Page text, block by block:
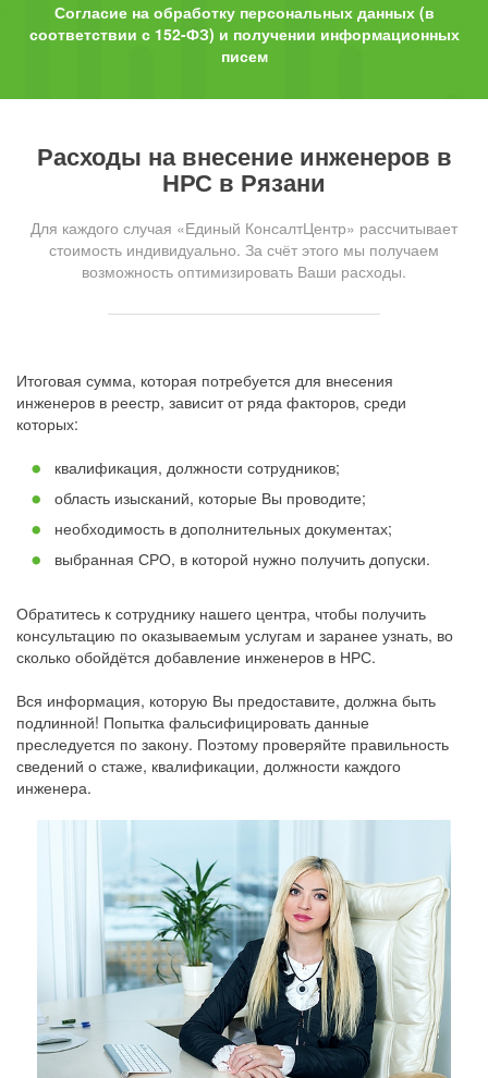
Согласие на обработку персональных данных (в
соответствии с 152-ФЗ) и получении информационных
писем
Расходы на внесение инженеров в
НРС в Рязани
Для каждого случая «Единый КонсалтЦентр» рассчитывает
стоимость индивидуально. За счёт этого мы получаем
возможность оптимизировать Ваши расходы.
Итоговая сумма, которая потребуется для внесения
инженеров в реестр, зависит от ряда факторов, среди
которых:
квалификация, должности сотрудников;
область изысканий, которые Вы проводите;
необходимость в дополнительных документах;
выбранная СРО, в которой нужно получить допуски.
Обратитесь к сотруднику нашего центра, чтобы получить
консультацию по оказываемым услугам и заранее узнать, во
сколько обойдётся добавление инженеров в НРС.
Вся информация, которую Вы предоставите, должна быть
подлинной! Попытка фальсифицировать данные
преследуется по закону. Поэтому проверяйте правильность
сведений о стаже, квалификации, должности каждого
инженера.